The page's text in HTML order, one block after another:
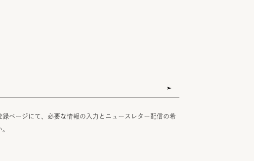
ページにて、必要な情報の入力とニュースレター配信の希